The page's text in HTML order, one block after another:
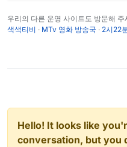
����
������������ ��� � �
우리의 다른 운영 사이트도 방문해
색색티비 · MTv 영화 방송국 · 2시22
Hello! It looks like
conversation, but you